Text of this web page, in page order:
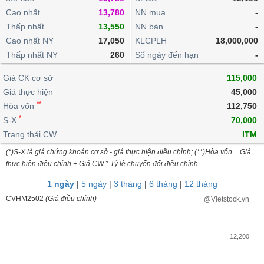
lỗ
Giao
dịch
nội
bộ
giám
Tài
cổ
đông
giá
Nước
ngoài
Tự
doanh
Top
cổ
phiếu
Bản
đồ
dịch
Chứng
quyền
Tổng
quan
Thống
kê
giao
dịch
Định
giá
Thống
kê
giao
dịch
Phân
tích
Bảng
giá
trực
tuyến
Bộ
lọc
cổ
phiếu
cổ
Vĩ
mô
Chứng
quyền
Trái
doanh
nghiệp
IR
Awards
Đào
tạo
Dịch
vụ
Cao nhất
13,780
Thấp nhất
13,550
Cao nhất NY
17,050
Thấp nhất NY
260
NN mua
-
NN bán
-
KLCPLH
18,000,000
Số ngày đến hạn
-
Giá CK cơ sở
115,000
Giá thực hiện
45,000
Hòa vốn **
112,750
S-X *
70,000
Trạng thái CW
ITM
(*)S-X là giá chứng khoán cơ sở - giá thực hiện điều chỉnh; (**)Hòa vốn = Giá
thực hiện điều chỉnh + Giá CW * Tỷ lệ chuyển đổi điều chỉnh
1 ngày| 5 ngày| 3 tháng | 6 tháng | 12 tháng
CVHM2502 (Giá điều chỉnh) @Vietstock.vn
12,200
BẤT
ĐỘNG
TÀI
CHÍNH
HÀNG
HÓA
KINH